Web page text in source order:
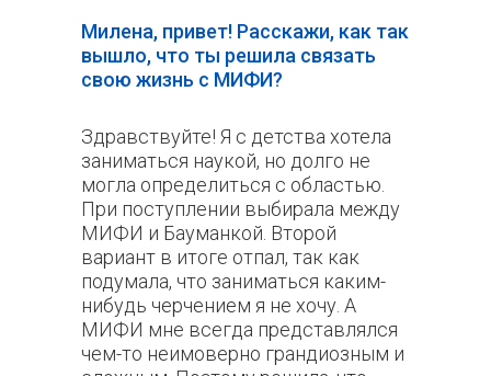
Милена, привет! Расскажи, как так
вышло, что ты решила связать
свою жизнь с МИФИ?
Здравствуйте! Я с детства хотела
заниматься наукой, но долго не
могла определиться с областью.
При поступлении выбирала между
МИФИ и Бауманкой. Второй
вариант в итоге отпал, так как
подумала, что заниматься каким-
нибудь черчением я не хочу. А
МИФИ мне всегда представлялся
чем-то неимоверно грандиозным и